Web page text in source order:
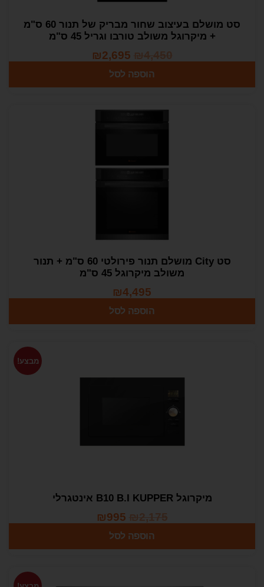
סט מושלם בעיצוב שחור מבריק של תנור 60 ס"מ
+ מיקרוגל משולב טורבו וגריל 45 ס"מ
₪4,450
₪2,695
הוספה לסל
סט City מושלם תנור פירולטי 60 ס"מ + תנור
משולב מיקרוגל 45 ס"מ
₪4,495
הוספה לסל
מבצע!
מיקרוגל B10 B.I KUPPER אינטגרלי
₪2,175
₪995
הוספה לסל